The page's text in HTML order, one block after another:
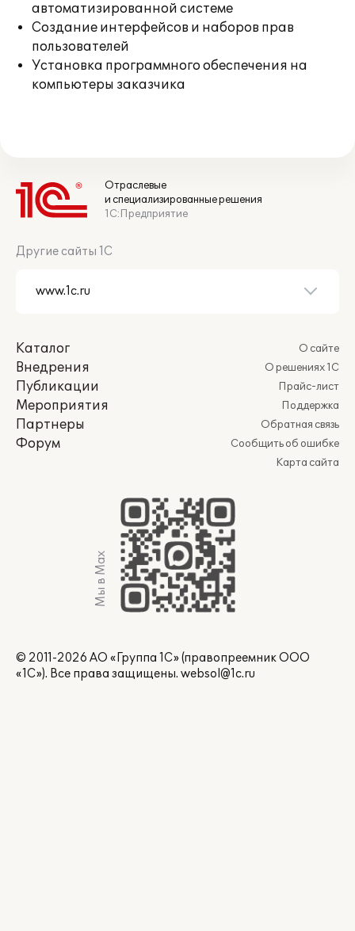
автоматизированной системе
Создание интерфейсов и наборов прав
пользователей
Установка программного обеспечения на
компьютеры заказчика
Отраслевые
и специализированные решения
1С:Предприятие
Другие сайты 1С
Каталог
Внедрения
Публикации
Мероприятия
Партнеры
Форум
О сайте
О решениях 1С
Прайс-лист
Поддержка
Обратная связь
Сообщить об ошибке
Карта сайта
Мы в Max
© 2011-2026 АО «Группа 1С» (правопреемник ООО
«1С»). Все права защищены. websol@1c.ru